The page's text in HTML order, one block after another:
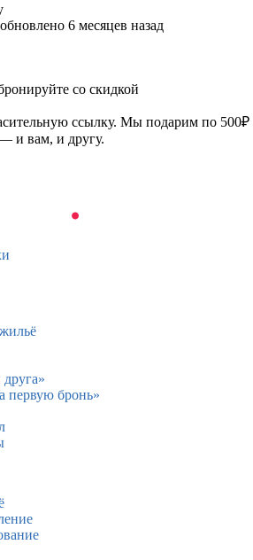
6 месяцев назад
со скидкой
ссылку. Мы подарим по 500₽
и вам, и другу.
первую бронь»